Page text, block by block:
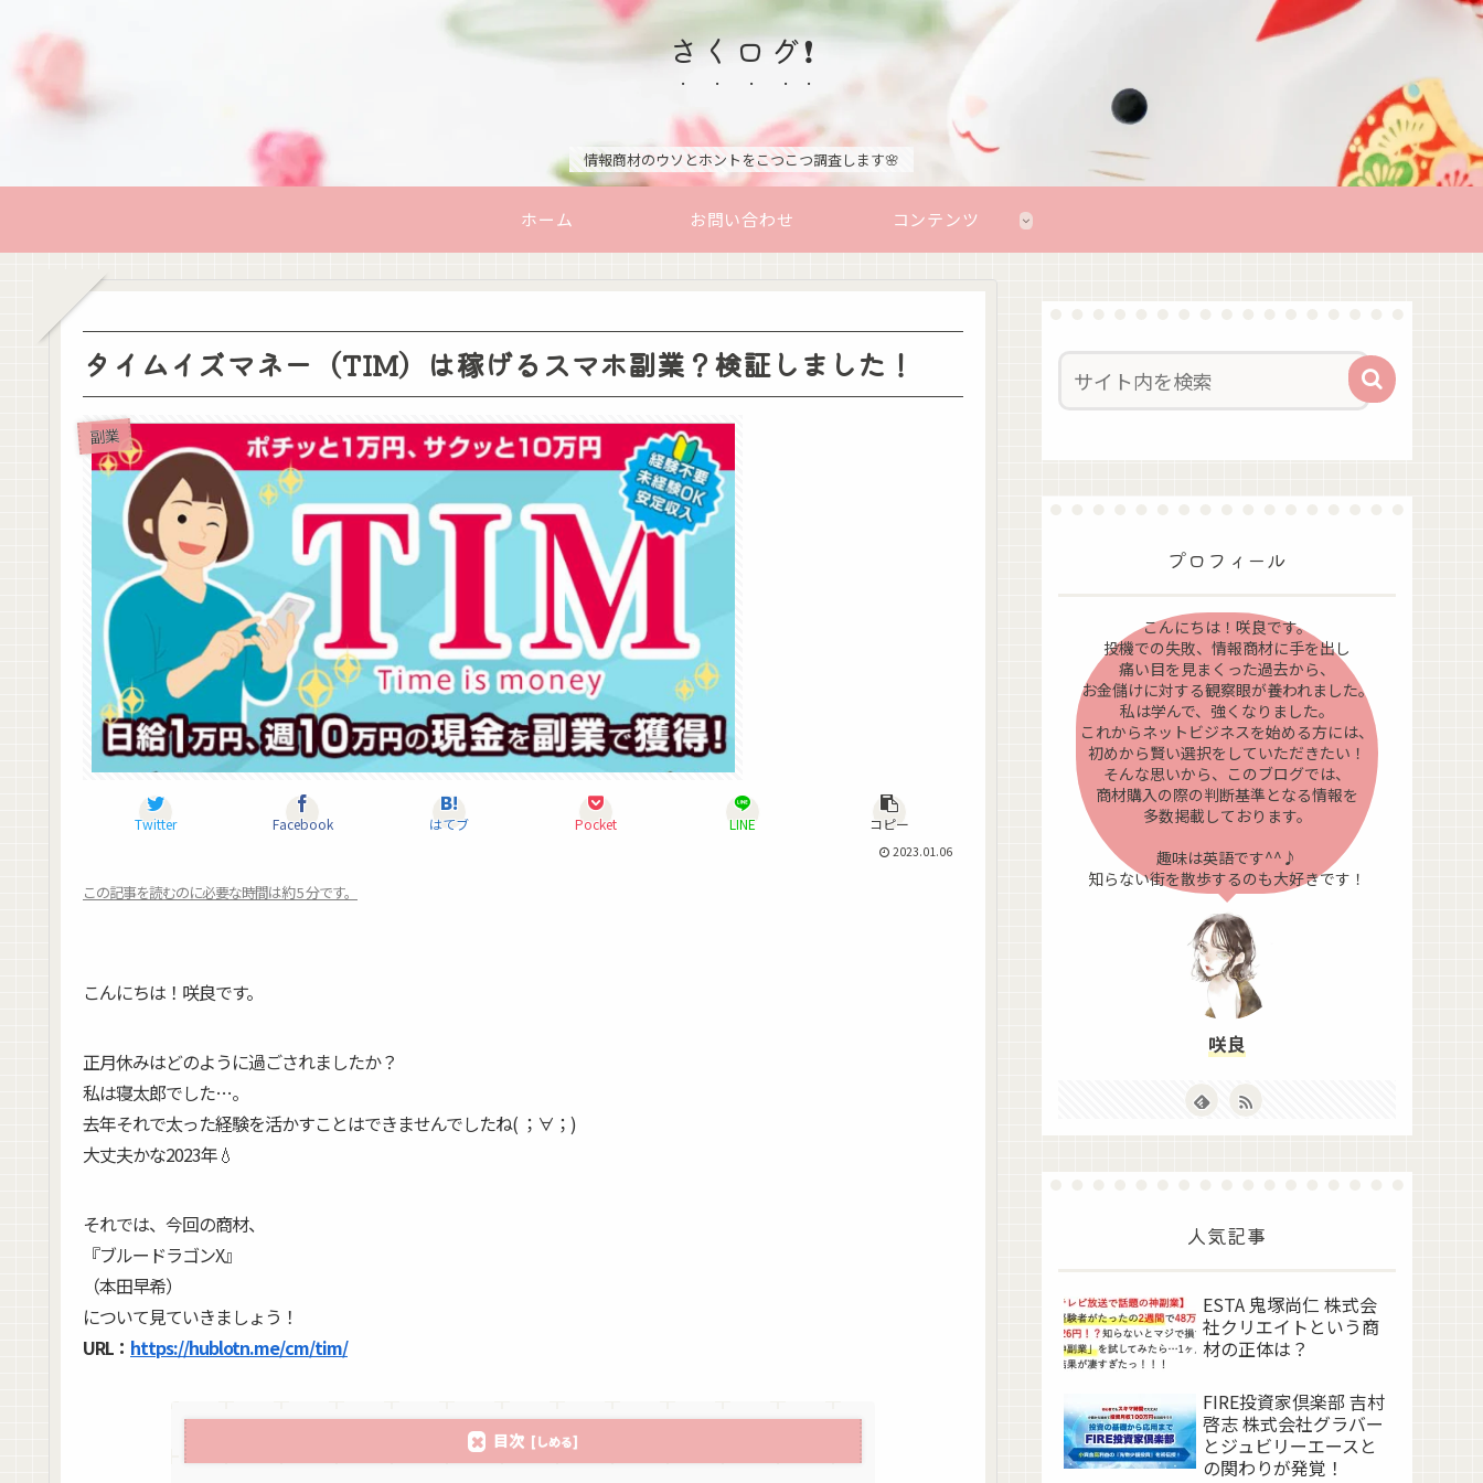
さくログ❗
情報商材のウソとホントをこつこつ調査します🌸
ホーム お問い合わせ コンテンツ
タイムイズマネー（TIM）は稼げるスマホ副業？検証しました！
副業
Twitter Facebook はてブ Pocket LINE コピー
2023.01.06
この記事を読むのに必要な時間は約 5 分です。
こんにちは！咲良です。
正月休みはどのように過ごされましたか？
私は寝太郎でした…。
去年それで太った経験を活かすことはできませんでしたね( ；∀；)
大丈夫かな2023年💧
それでは、今回の商材、
『ブルードラゴンX』
（本田早希）
について見ていきましょう！
URL： https://hublotn.me/cm/tim/
目次
プロフィール
こんにちは！咲良です。
投機での失敗、情報商材に手を出し
痛い目を見まくった過去から、
お金儲けに対する観察眼が養われました。
私は学んで、強くなりました。
これからネットビジネスを始める方には、
初めから賢い選択をしていただきたい！
そんな思いから、このブログでは、
商材購入の際の判断基準となる情報を
多数掲載しております。
趣味は英語です^^♪
知らない街を散歩するのも大好きです！
咲良
人気記事
ESTA 鬼塚尚仁 株式会
社クリエイトという商
材の正体は？
FIRE投資家倶楽部 吉村
啓志 株式会社グラバー
とジュビリーエースと
の関わりが発覚！